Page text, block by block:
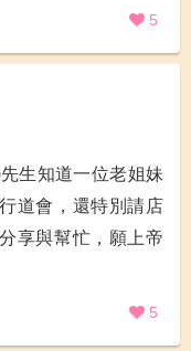
5
生知道一位老姐妹
道會，還特別請店
享與幫忙，願上帝
5